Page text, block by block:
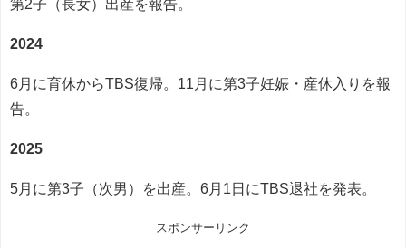
第2子（長女）出産を報告。
2024
6月に育休からTBS復帰。11月に第3子妊娠・産休入りを報
告。
2025
5月に第3子（次男）を出産。6月1日にTBS退社を発表。
スポンサーリンク